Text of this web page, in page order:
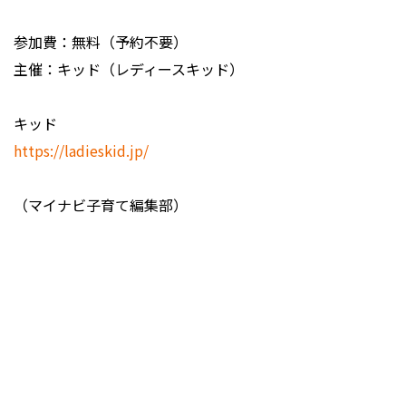
参加費：無料（予約不要）
主催：キッド（レディースキッド）
キッド
https://ladieskid.jp/
（マイナビ子育て編集部）